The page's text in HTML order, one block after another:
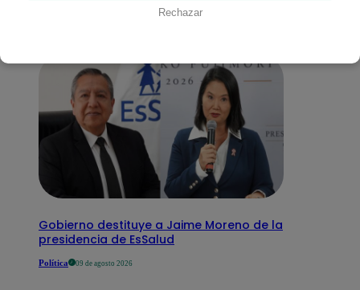
Gobierno destituye a Jaime Moreno de la
presidencia de EsSalud
Política 09 de agosto 2026
Rechazar